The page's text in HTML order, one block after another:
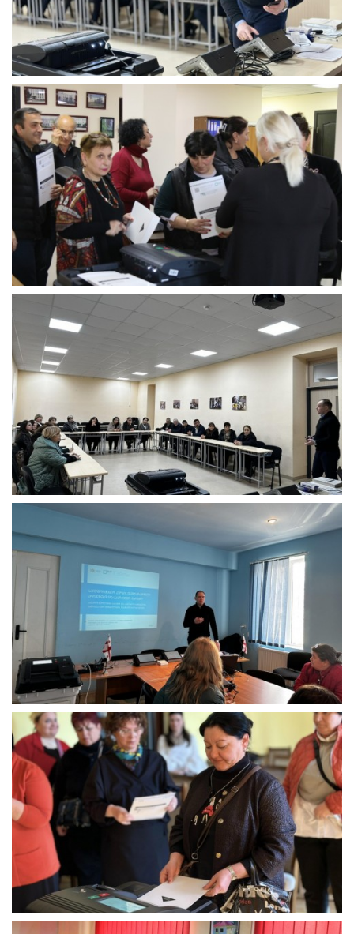
არჩევნები
და
საარჩევნო
გარემო“
ითვალისწინებს
შემდგომში
არჩევნების
მოდულზე
საგაკვეთილო
პროცესის
დაგეგმვის
ხელშეწყობას
მოსწავლეებისთვის
განახლებული
ინფორმაციის
გაზიარებას.
მიზნებისთვის
პედაგოგებს
სპეციალურად
მომზადებული
დამატებითი
საინფორმაციო
რესურსი,
რომელიც
მოიცავს
განსახილველ
საარჩევნო
თემატიკას,
თემის
განვრცობისთვის
განკუთვნილ
მასალას,
პრაქტიკული
სავარჯიშოებს
სარეკომენდაციო
ჩატარების
მეთოდოლოგიის
შესახებ.
ამასთან,
შეხვედრების
მონაწილეებთან
განხილულ
შემდეგი
მნიშვნელოვანი
საკითხები:
ამომრჩევლის
როლის
მნიშვნელობა
პოლიტიკური
ასპექტები;
დემოკრატიული
არჩევნების
ჩატარების